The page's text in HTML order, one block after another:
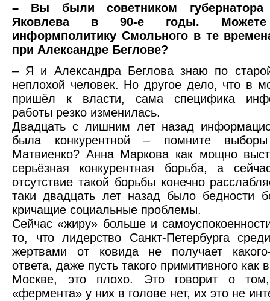
– Вы были советником губернатора
Яковлева в 90-е годы. Можете
информполитику Смольного в те
при Александре Беглове?
– Я и Александра Беглова знаю по
неплохой человек. Но другое дело, что в
пришёл к власти, сама специфика
работы резко изменилась.
Двадцать с лишним лет назад
была конкурентной – помните
Матвиенко? Анна Маркова как мощно
серьёзная конкурентная борьба, а
отсутствие такой борьбы конечно
таки двадцать лет назад было бедности
кричащие социальные проблемы.
Сейчас «жиру» больше и
то, что лидерство Санкт-Петербурга
жертвами от ковида не получает
ответа, даже пусть такого примитивного как
Москве, это плохо. Это говорит о том,
«фермента» у них в голове нет, их это не